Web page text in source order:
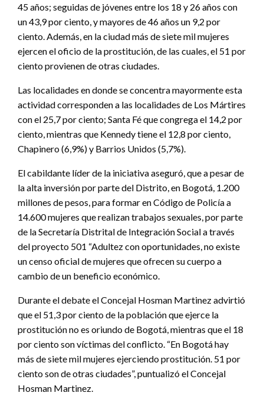
45 años; seguidas de jóvenes entre los 18 y 26 años con
un 43,9 por ciento, y mayores de 46 años un 9,2 por
ciento. Además, en la ciudad más de siete mil mujeres
ejercen el oficio de la prostitución, de las cuales, el 51 por
ciento provienen de otras ciudades.
Las localidades en donde se concentra mayormente esta
actividad corresponden a las localidades de Los Mártires
con el 25,7 por ciento; Santa Fé que congrega el 14,2 por
ciento, mientras que Kennedy tiene el 12,8 por ciento,
Chapinero (6,9%) y Barrios Unidos (5,7%).
El cabildante líder de la iniciativa aseguró, que a pesar de
la alta inversión por parte del Distrito, en Bogotá, 1.200
millones de pesos, para formar en Código de Policía a
14.600 mujeres que realizan trabajos sexuales, por parte
de la Secretaría Distrital de Integración Social a través
del proyecto 501 “Adultez con oportunidades, no existe
un censo oficial de mujeres que ofrecen su cuerpo a
cambio de un beneficio económico.
Durante el debate el Concejal Hosman Martinez advirtió
que el 51,3 por ciento de la población que ejerce la
prostitución no es oriundo de Bogotá, mientras que el 18
por ciento son víctimas del conflicto. “En Bogotá hay
más de siete mil mujeres ejerciendo prostitución. 51 por
ciento son de otras ciudades”, puntualizó el Concejal
Hosman Martinez.